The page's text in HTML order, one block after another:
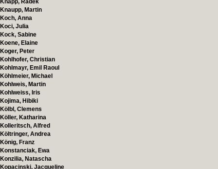
Knapp, Radek
Knaupp, Martin
Koch, Anna
Koci, Julia
Kock, Sabine
Koene, Elaine
Koger, Peter
Kohlhofer, Christian
Kohlmayr, Emil Raoul
Köhlmeier, Michael
Kohlweis, Martin
Kohlweiss, Iris
Kojima, Hibiki
Kölbl, Clemens
Köller, Katharina
Kolleritsch, Alfred
Költringer, Andrea
König, Franz
Konstanciak, Ewa
Konzilia, Natascha
Kopacinski, Jacqueline